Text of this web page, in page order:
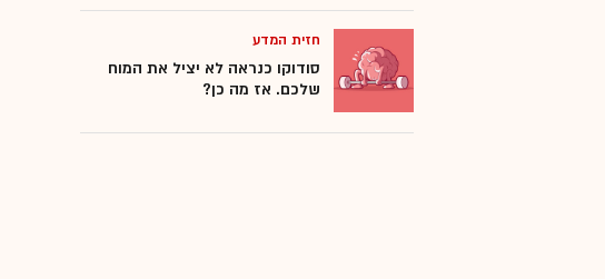
חזית המדע
סודוקו כנראה לא יציל את המוח
שלכם. אז מה כן?